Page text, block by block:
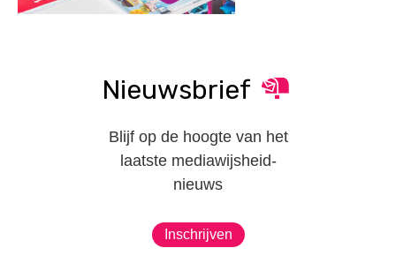
Nieuwsbrief
Blijf op de hoogte van het
laatste mediawijsheid-
nieuws
Inschrijven